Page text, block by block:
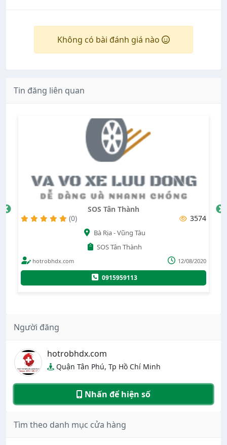
Không có bài đánh giá nào
Tin đăng liên quan
SOS Tân Thành
(0)
3574
Bà Rịa - Vũng Tàu
SOS Tân Thành
hotrobhdx.com 12/08/2020
0915959113
Người đăng
hotrobhdx.com
Quận Tân Phú, Tp Hồ Chí Minh
Nhấn để hiện số
Tìm theo danh mục cửa hàng